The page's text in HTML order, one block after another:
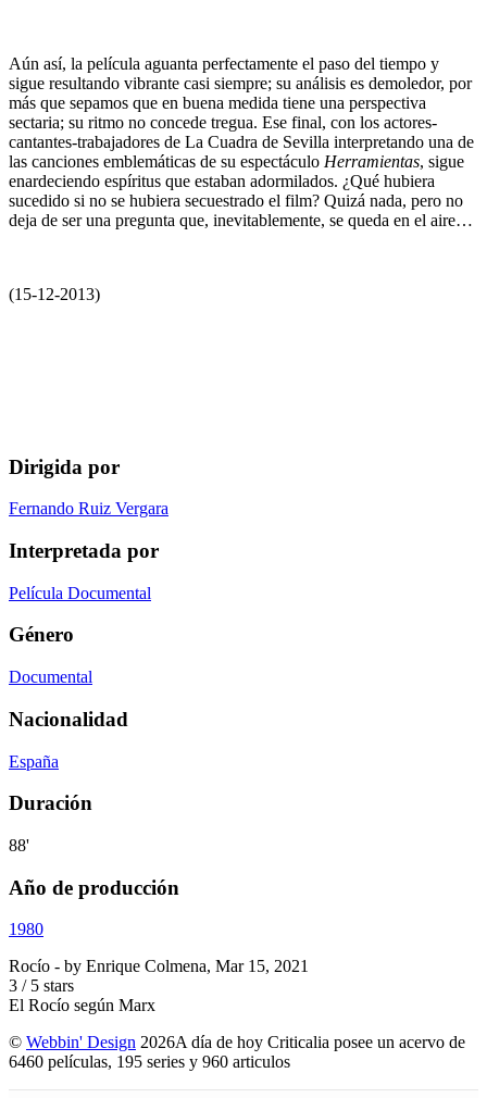
Aún así, la película aguanta perfectamente el paso del tiempo y
sigue resultando vibrante casi siempre; su análisis es demoledor, por
más que sepamos que en buena medida tiene una perspectiva
sectaria; su ritmo no concede tregua. Ese final, con los actores-
cantantes-trabajadores de La Cuadra de Sevilla interpretando una de
las canciones emblemáticas de su espectáculo Herramientas, sigue
enardeciendo espíritus que estaban adormilados. ¿Qué hubiera
sucedido si no se hubiera secuestrado el film? Quizá nada, pero no
deja de ser una pregunta que, inevitablemente, se queda en el aire…
(15-12-2013)
Dirigida por
Fernando Ruiz Vergara
Interpretada por
Película Documental
Género
Documental
Nacionalidad
España
Duración
88'
Año de producción
1980
Rocío - by Enrique Colmena, Mar 15, 2021
3 / 5 stars
El Rocío según Marx
© Webbin' Design 2026A día de hoy Criticalia posee un acervo de
6460 películas, 195 series y 960 articulos